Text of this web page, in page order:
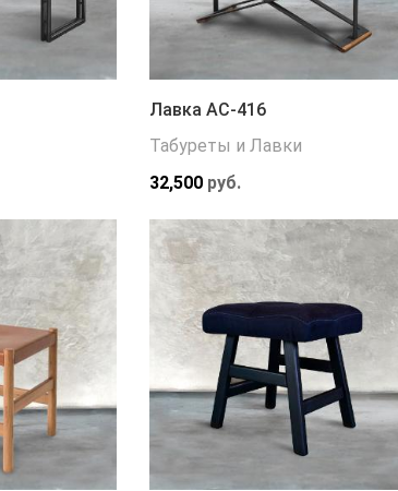
Лавка АС-416
Табуреты и Лавки
32,500руб.